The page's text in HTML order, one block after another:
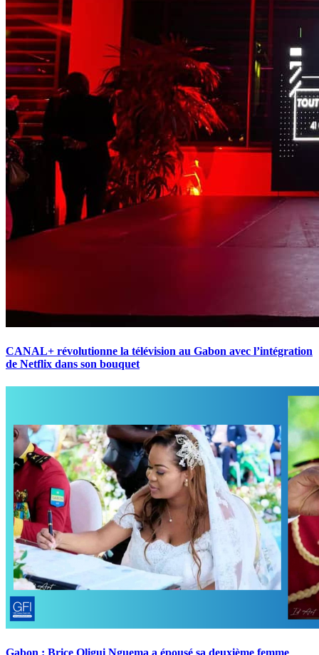
CANAL+ révolutionne la télévision au Gabon avec l’intégration
de Netflix dans son bouquet
Gabon : Brice Oligui Nguema a épousé sa deuxième femme